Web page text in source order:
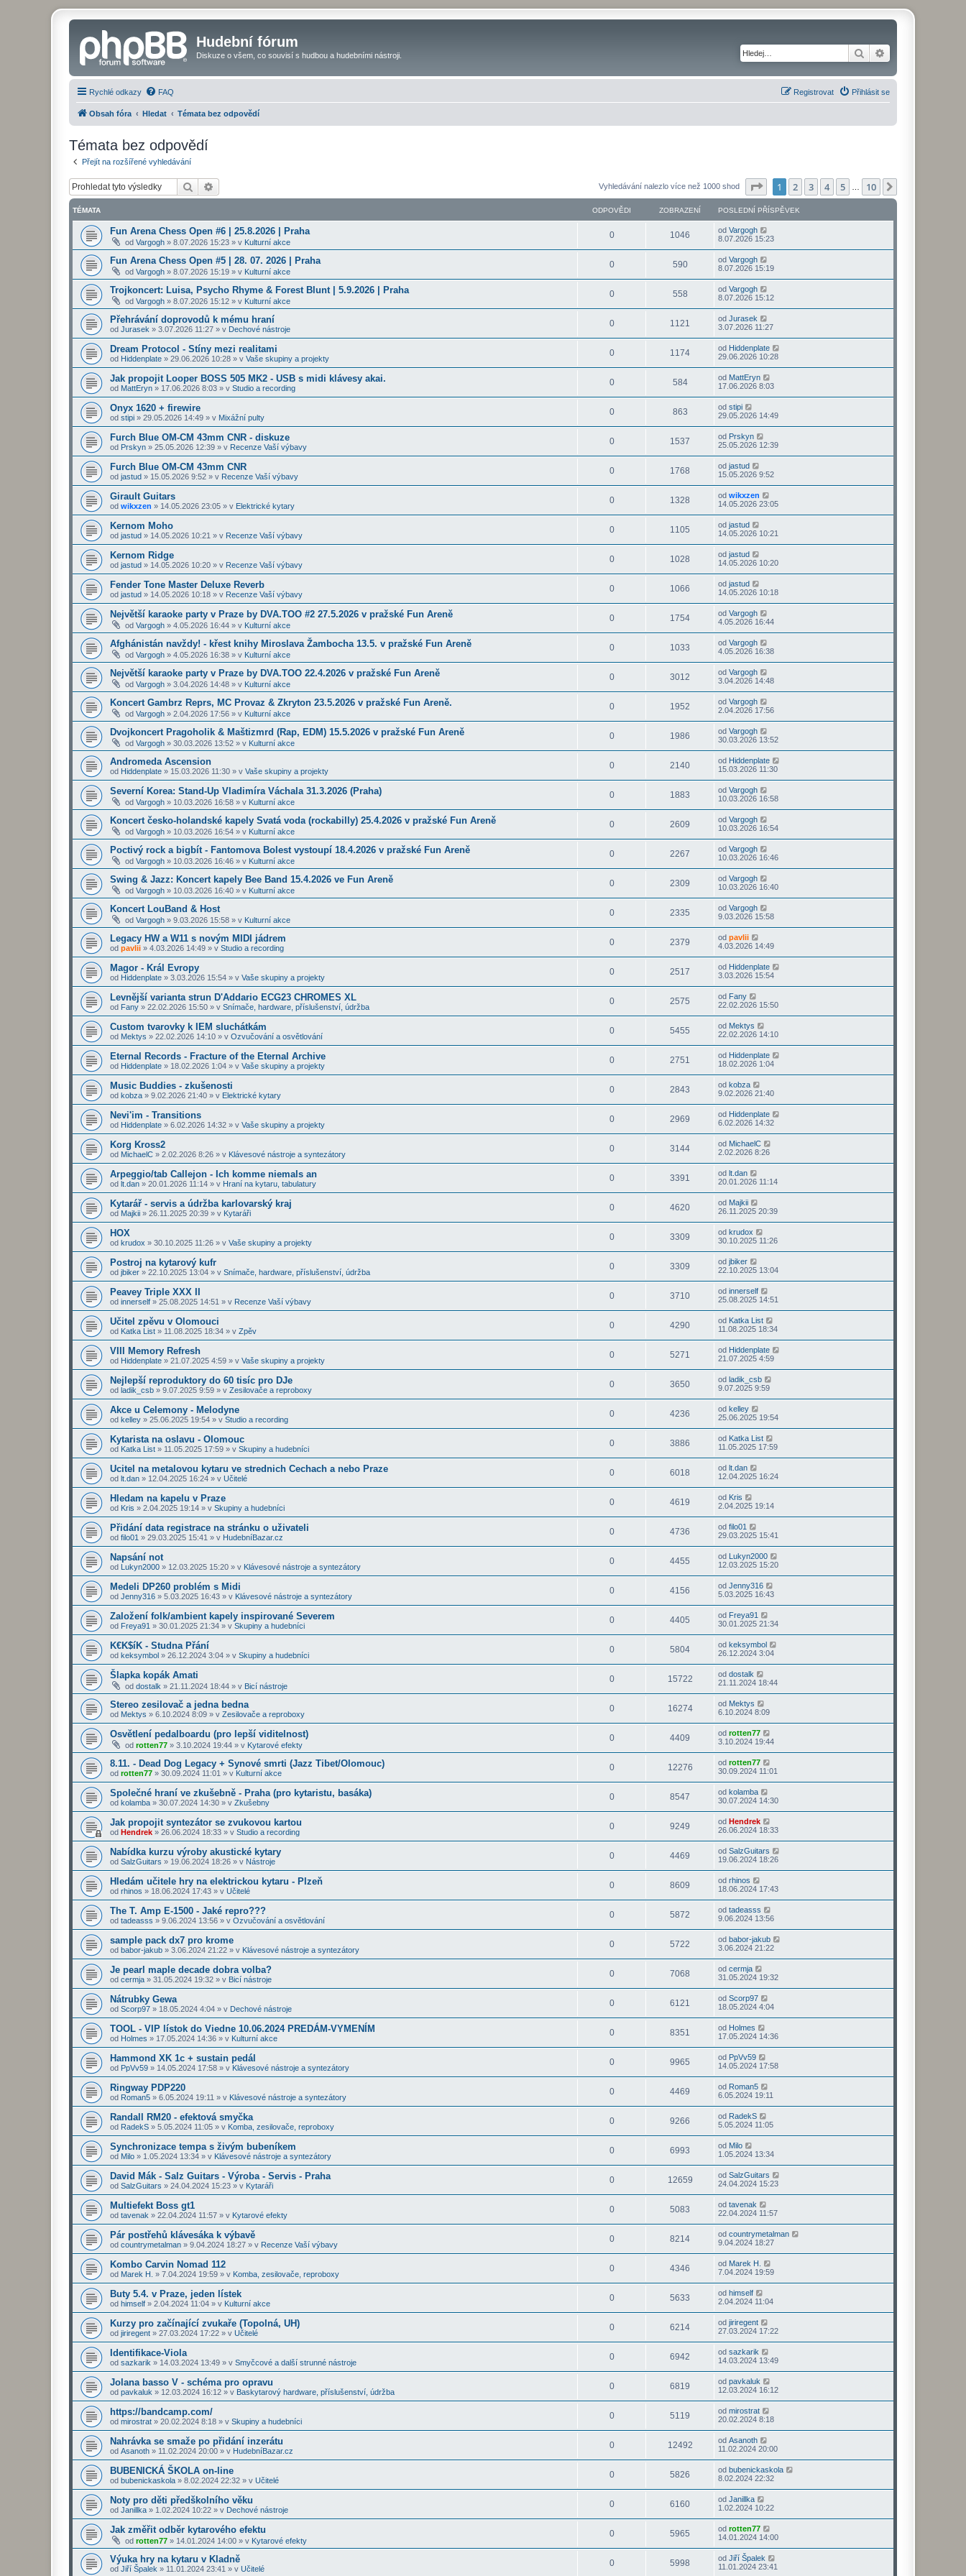
Hudební fórum
Diskuze o všem, co souvisí s hudbou a hudebními nástroji. Hledat
Rychlé odkazy FAQ Přihlásit se
Registrovat
Obsah fóra Hledat Témata bez odpovědí
Témata bez odpovědí
Přejít na rozšířené vyhledávání
Hledat Vyhledávání nalezlo více než 1000 shod Stránka z
1 2 3 4 5 10
TÉMATA ODPOVĚDI ZOBRAZENÍ POSLEDNÍ PŘÍSPĚVEK
Fun Arena Chess Open #6 | 25.8.2026 | Praha
od Vargogh » 8.07.2026 15:23 » v Kulturní akce
0 1046 od Vargogh
8.07.2026 15:23
Fun Arena Chess Open #5 | 28. 07. 2026 | Praha
od Vargogh » 8.07.2026 15:19 » v Kulturní akce
0 590 od Vargogh
8.07.2026 15:19
Trojkoncert: Luisa, Psycho Rhyme & Forest Blunt | 5.9.2026 | Praha
od Vargogh » 8.07.2026 15:12 » v Kulturní akce
0 558 od Vargogh
8.07.2026 15:12
Přehrávání doprovodů k mému hraní
od Jurasek » 3.07.2026 11:27 » v Dechové nástroje
0 1121 od Jurasek
3.07.2026 11:27
Dream Protocol - Stíny mezi realitami
od Hiddenplate » 29.06.2026 10:28 » v Vaše skupiny a projekty
0 1174 od Hiddenplate
29.06.2026 10:28
Jak propojit Looper BOSS 505 MK2 - USB s midi klávesy akai.
od MattEryn » 17.06.2026 8:03 » v Studio a recording
0 584 od MattEryn
17.06.2026 8:03
Onyx 1620 + firewire
od stipi » 29.05.2026 14:49 » v Mixážní pulty
0 863 od stipi
29.05.2026 14:49
Furch Blue OM-CM 43mm CNR - diskuze
od Prskyn » 25.05.2026 12:39 » v Recenze Vaší výbavy
0 1537 od Prskyn
25.05.2026 12:39
Furch Blue OM-CM 43mm CNR
od jastud » 15.05.2026 9:52 » v Recenze Vaší výbavy
0 1768 od jastud
15.05.2026 9:52
Girault Guitars
od wikxzen » 14.05.2026 23:05 » v Elektrické kytary
0 1328 od wikxzen
14.05.2026 23:05
Kernom Moho
od jastud » 14.05.2026 10:21 » v Recenze Vaší výbavy
0 1105 od jastud
14.05.2026 10:21
Kernom Ridge
od jastud » 14.05.2026 10:20 » v Recenze Vaší výbavy
0 1028 od jastud
14.05.2026 10:20
Fender Tone Master Deluxe Reverb
od jastud » 14.05.2026 10:18 » v Recenze Vaší výbavy
0 1066 od jastud
14.05.2026 10:18
Největší karaoke party v Praze by DVA.TOO #2 27.5.2026 v pražské Fun Areně
od Vargogh » 4.05.2026 16:44 » v Kulturní akce
0 1754 od Vargogh
4.05.2026 16:44
Afghánistán navždy! - křest knihy Miroslava Žambocha 13.5. v pražské Fun Areně
od Vargogh » 4.05.2026 16:38 » v Kulturní akce
0 1033 od Vargogh
4.05.2026 16:38
Největší karaoke party v Praze by DVA.TOO 22.4.2026 v pražské Fun Areně
od Vargogh » 3.04.2026 14:48 » v Kulturní akce
0 3012 od Vargogh
3.04.2026 14:48
Koncert Gambrz Reprs, MC Provaz & Zkryton 23.5.2026 v pražské Fun Areně.
od Vargogh » 2.04.2026 17:56 » v Kulturní akce
0 1952 od Vargogh
2.04.2026 17:56
Dvojkoncert Pragoholik & Maštizmrd (Rap, EDM) 15.5.2026 v pražské Fun Areně
od Vargogh » 30.03.2026 13:52 » v Kulturní akce
0 1986 od Vargogh
30.03.2026 13:52
Andromeda Ascension
od Hiddenplate » 15.03.2026 11:30 » v Vaše skupiny a projekty
0 2140 od Hiddenplate
15.03.2026 11:30
Severní Korea: Stand-Up Vladimíra Váchala 31.3.2026 (Praha)
od Vargogh » 10.03.2026 16:58 » v Kulturní akce
0 1883 od Vargogh
10.03.2026 16:58
Koncert česko-holandské kapely Svatá voda (rockabilly) 25.4.2026 v pražské Fun Areně
od Vargogh » 10.03.2026 16:54 » v Kulturní akce
0 2609 od Vargogh
10.03.2026 16:54
Poctivý rock a bigbít - Fantomova Bolest vystoupí 18.4.2026 v pražské Fun Areně
od Vargogh » 10.03.2026 16:46 » v Kulturní akce
0 2267 od Vargogh
10.03.2026 16:46
Swing & Jazz: Koncert kapely Bee Band 15.4.2026 ve Fun Areně
od Vargogh » 10.03.2026 16:40 » v Kulturní akce
0 2309 od Vargogh
10.03.2026 16:40
Koncert LouBand & Host
od Vargogh » 9.03.2026 15:58 » v Kulturní akce
0 2335 od Vargogh
9.03.2026 15:58
Legacy HW a W11 s novým MIDI jádrem
od pavlii » 4.03.2026 14:49 » v Studio a recording
0 2379 od pavlii
4.03.2026 14:49
Magor - Král Evropy
od Hiddenplate » 3.03.2026 15:54 » v Vaše skupiny a projekty
0 2517 od Hiddenplate
3.03.2026 15:54
Levnější varianta strun D'Addario ECG23 CHROMES XL
od Fany » 22.02.2026 15:50 » v Snímače, hardware, příslušenství, údržba
0 2575 od Fany
22.02.2026 15:50
Custom tvarovky k IEM sluchátkám
od Mektys » 22.02.2026 14:10 » v Ozvučování a osvětlování
0 5455 od Mektys
22.02.2026 14:10
Eternal Records - Fracture of the Eternal Archive
od Hiddenplate » 18.02.2026 1:04 » v Vaše skupiny a projekty
0 2751 od Hiddenplate
18.02.2026 1:04
Music Buddies - zkušenosti
od kobza » 9.02.2026 21:40 » v Elektrické kytary
0 2843 od kobza
9.02.2026 21:40
Nevi'im - Transitions
od Hiddenplate » 6.02.2026 14:32 » v Vaše skupiny a projekty
0 2969 od Hiddenplate
6.02.2026 14:32
Korg Kross2
od MichaelC » 2.02.2026 8:26 » v Klávesové nástroje a syntezátory
0 3144 od MichaelC
2.02.2026 8:26
Arpeggio/tab Callejon - Ich komme niemals an
od lt.dan » 20.01.2026 11:14 » v Hraní na kytaru, tabulatury
0 3391 od lt.dan
20.01.2026 11:14
Kytarář - servis a údržba karlovarský kraj
od Majkii » 26.11.2025 20:39 » v Kytaráři
0 4620 od Majkii
26.11.2025 20:39
HOX
od krudox » 30.10.2025 11:26 » v Vaše skupiny a projekty
0 3309 od krudox
30.10.2025 11:26
Postroj na kytarový kufr
od jbiker » 22.10.2025 13:04 » v Snímače, hardware, příslušenství, údržba
0 3309 od jbiker
22.10.2025 13:04
Peavey Triple XXX II
od innerself » 25.08.2025 14:51 » v Recenze Vaší výbavy
0 3710 od innerself
25.08.2025 14:51
Učitel zpěvu v Olomouci
od Katka List » 11.08.2025 18:34 » v Zpěv
0 4290 od Katka List
11.08.2025 18:34
VIII Memory Refresh
od Hiddenplate » 21.07.2025 4:59 » v Vaše skupiny a projekty
0 5271 od Hiddenplate
21.07.2025 4:59
Nejlepší reproduktory do 60 tisíc pro DJe
od ladik_csb » 9.07.2025 9:59 » v Zesilovače a reproboxy
0 3650 od ladik_csb
9.07.2025 9:59
Akce u Celemony - Melodyne
od kelley » 25.06.2025 19:54 » v Studio a recording
0 4236 od kelley
25.06.2025 19:54
Kytarista na oslavu - Olomouc
od Katka List » 11.05.2025 17:59 » v Skupiny a hudebníci
0 3886 od Katka List
11.05.2025 17:59
Ucitel na metalovou kytaru ve strednich Cechach a nebo Praze
od lt.dan » 12.04.2025 16:24 » v Učitelé
0 6018 od lt.dan
12.04.2025 16:24
Hledam na kapelu v Praze
od Kris » 2.04.2025 19:14 » v Skupiny a hudebníci
0 4619 od Kris
2.04.2025 19:14
Přidání data registrace na stránku o uživateli
od filo01 » 29.03.2025 15:41 » v HudebníBazar.cz
0 4736 od filo01
29.03.2025 15:41
Napsání not
od Lukyn2000 » 12.03.2025 15:20 » v Klávesové nástroje a syntezátory
0 4455 od Lukyn2000
12.03.2025 15:20
Medeli DP260 problém s Midi
od Jenny316 » 5.03.2025 16:43 » v Klávesové nástroje a syntezátory
0 4156 od Jenny316
5.03.2025 16:43
Založení folk/ambient kapely inspirované Severem
od Freya91 » 30.01.2025 21:34 » v Skupiny a hudebníci
0 4405 od Freya91
30.01.2025 21:34
K€K$íK - Studna Přání
od keksymbol » 26.12.2024 3:04 » v Skupiny a hudebníci
0 5804 od keksymbol
26.12.2024 3:04
Šlapka kopák Amati
od dostalk » 21.11.2024 18:44 » v Bicí nástroje
0 15722 od dostalk
21.11.2024 18:44
Stereo zesilovač a jedna bedna
od Mektys » 6.10.2024 8:09 » v Zesilovače a reproboxy
0 16274 od Mektys
6.10.2024 8:09
Osvětlení pedalboardu (pro lepší viditelnost)
od rotten77 » 3.10.2024 19:44 » v Kytarové efekty
0 4409 od rotten77
3.10.2024 19:44
8.11. - Dead Dog Legacy + Synové smrti (Jazz Tibet/Olomouc)
od rotten77 » 30.09.2024 11:01 » v Kulturní akce
0 12276 od rotten77
30.09.2024 11:01
Společné hraní ve zkušebně - Praha (pro kytaristu, basáka)
od kolamba » 30.07.2024 14:30 » v Zkušebny
0 8547 od kolamba
30.07.2024 14:30
Jak propojit syntezátor se zvukovou kartou
od Hendrek » 26.06.2024 18:33 » v Studio a recording
0 9249 od Hendrek
26.06.2024 18:33
Nabídka kurzu výroby akustické kytary
od SalzGuitars » 19.06.2024 18:26 » v Nástroje
0 4469 od SalzGuitars
19.06.2024 18:26
Hledám učitele hry na elektrickou kytaru - Plzeň
od rhinos » 18.06.2024 17:43 » v Učitelé
0 8609 od rhinos
18.06.2024 17:43
The T. Amp E-1500 - Jaké repro???
od tadeasss » 9.06.2024 13:56 » v Ozvučování a osvětlování
0 5872 od tadeasss
9.06.2024 13:56
sample pack dx7 pro krome
od babor-jakub » 3.06.2024 21:22 » v Klávesové nástroje a syntezátory
0 5722 od babor-jakub
3.06.2024 21:22
Je pearl maple decade dobra volba?
od cermja » 31.05.2024 19:32 » v Bicí nástroje
0 7068 od cermja
31.05.2024 19:32
Nátrubky Gewa
od Scorp97 » 18.05.2024 4:04 » v Dechové nástroje
0 6121 od Scorp97
18.05.2024 4:04
TOOL - VIP lístok do Viedne 10.06.2024 PREDÁM-VYMENÍM
od Holmes » 17.05.2024 14:36 » v Kulturní akce
0 8351 od Holmes
17.05.2024 14:36
Hammond XK 1c + sustain pedál
od PpVv59 » 14.05.2024 17:58 » v Klávesové nástroje a syntezátory
0 9965 od PpVv59
14.05.2024 17:58
Ringway PDP220
od Roman5 » 6.05.2024 19:11 » v Klávesové nástroje a syntezátory
0 4469 od Roman5
6.05.2024 19:11
Randall RM20 - efektová smyčka
od RadekS » 5.05.2024 11:05 » v Komba, zesilovače, reproboxy
0 9266 od RadekS
5.05.2024 11:05
Synchronizace tempa s živým bubeníkem
od Milo » 1.05.2024 13:34 » v Klávesové nástroje a syntezátory
0 6993 od Milo
1.05.2024 13:34
David Mák - Salz Guitars - Výroba - Servis - Praha
od SalzGuitars » 24.04.2024 15:23 » v Kytaráři
0 12659 od SalzGuitars
24.04.2024 15:23
Multiefekt Boss gt1
od tavenak » 22.04.2024 11:57 » v Kytarové efekty
0 5083 od tavenak
22.04.2024 11:57
Pár postřehů klávesáka k výbavě
od countrymetalman » 9.04.2024 18:27 » v Recenze Vaší výbavy
0 8214 od countrymetalman
9.04.2024 18:27
Kombo Carvin Nomad 112
od Marek H. » 7.04.2024 19:59 » v Komba, zesilovače, reproboxy
0 4346 od Marek H.
7.04.2024 19:59
Buty 5.4. v Praze, jeden lístek
od himself » 2.04.2024 11:04 » v Kulturní akce
0 5633 od himself
2.04.2024 11:04
Kurzy pro začínající zvukaře (Topolná, UH)
od jiriregent » 27.03.2024 17:22 » v Učitelé
0 6214 od jiriregent
27.03.2024 17:22
Identifikace-Viola
od sazkarik » 14.03.2024 13:49 » v Smyčcové a další strunné nástroje
0 6942 od sazkarik
14.03.2024 13:49
Jolana basso V - schéma pro opravu
od pavkaluk » 12.03.2024 16:12 » v Baskytarový hardware, příslušenství, údržba
0 6819 od pavkaluk
12.03.2024 16:12
https://bandcamp.com/
od mirostrat » 20.02.2024 8:18 » v Skupiny a hudebníci
0 5119 od mirostrat
20.02.2024 8:18
Nahrávka se smaže po přidání inzerátu
od Asanoth » 11.02.2024 20:00 » v HudebníBazar.cz
0 12492 od Asanoth
11.02.2024 20:00
BUBENICKÁ ŠKOLA on-line
od bubenickaskola » 8.02.2024 22:32 » v Učitelé
0 5826 od bubenickaskola
8.02.2024 22:32
Noty pro děti předškolního věku
od Janillka » 1.02.2024 10:22 » v Dechové nástroje
0 6160 od Janillka
1.02.2024 10:22
Jak změřit odběr kytarového efektu
od rotten77 » 14.01.2024 14:00 » v Kytarové efekty
0 5965 od rotten77
14.01.2024 14:00
Výuka hry na kytaru v Kladně
od Jiří Špalek » 11.01.2024 23:41 » v Učitelé
0 5998 od Jiří Špalek
11.01.2024 23:41